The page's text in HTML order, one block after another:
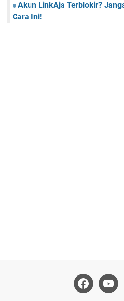
Akun LinkAja Terblokir?
Cara Ini!